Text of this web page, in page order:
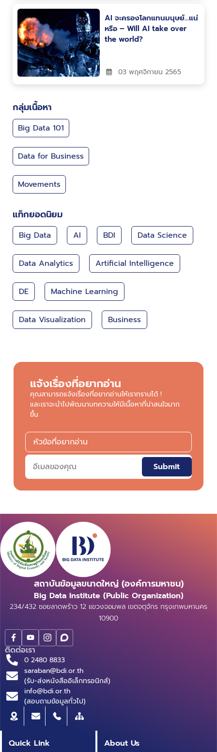
AI จะครองโลกแทนมนุษย์…แน่
หรือ – Will AI take over
the world?
03 พฤศจิกายน 2565
กลุ่มเนื้อหา
Big Data 101
Data for Business
Movements
แท็กยอดนิยม
Big Data AI BDI Data Science
Data Analytics Artificial Intelligence
DE Machine Learning
Data Visualization Business
แจ้งเรื่องที่อยากอ่าน
คุณสามารถแจ้งเรื่องที่อยากอ่านให้เราทราบได้ !
และเราจะนำไปพัฒนาบทความให้มีเนื้อหาที่น่าสนใจมาก
ขึ้น
Submit
สถาบันข้อมูลขนาดใหญ่ (องค์การมหาชน)
Big Data Institute (Public Organization)
234/432 ซอยลาดพร้าว 12 แขวงจอมพล เขตจตุจักร กรุงเทพมหานคร
10900
ติดต่อเรา
0 2480 8833
saraban@bdi.or.th
(รับ-ส่งหนังสืออิเล็กทรอนิกส์)
info@bdi.or.th
(สอบถามข้อมูลทั่วไป)
Quick Link About Us